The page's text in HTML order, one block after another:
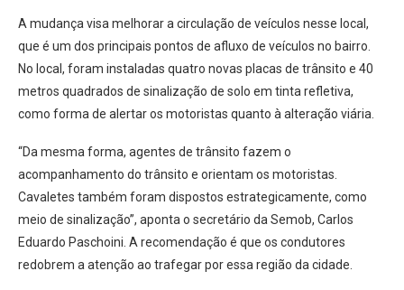
A mudança visa melhorar a circulação de veículos nesse local,
que é um dos principais pontos de afluxo de veículos no bairro.
No local, foram instaladas quatro novas placas de trânsito e 40
metros quadrados de sinalização de solo em tinta refletiva,
como forma de alertar os motoristas quanto à alteração viária.
“Da mesma forma, agentes de trânsito fazem o
acompanhamento do trânsito e orientam os motoristas.
Cavaletes também foram dispostos estrategicamente, como
meio de sinalização”, aponta o secretário da Semob, Carlos
Eduardo Paschoini. A recomendação é que os condutores
redobrem a atenção ao trafegar por essa região da cidade.